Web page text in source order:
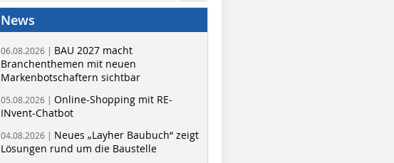
News
06.08.2026 | BAU 2027 macht
Branchenthemen mit neuen
Markenbotschaftern sichtbar
05.08.2026 | Online-Shopping mit RE-
INvent-Chatbot
04.08.2026 | Neues „Layher Baubuch“ zeigt
Lösungen rund um die Baustelle